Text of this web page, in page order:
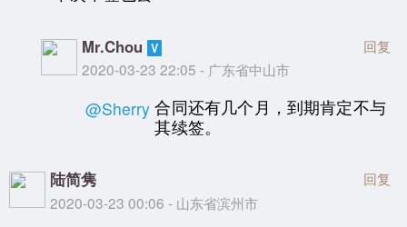
Mr.Chou
2020-03-23 22:05 - 广东省中山市
回复
@Sherry 合同还有几个月，到期肯定不与
其续签。
陆简隽
2020-03-23 00:06 - 山东省滨州市
回复